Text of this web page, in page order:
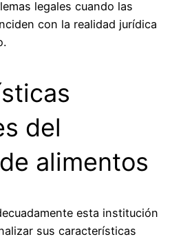
legales cuando las
con la realidad jurídica
del
alimentos
esta institución
sus características